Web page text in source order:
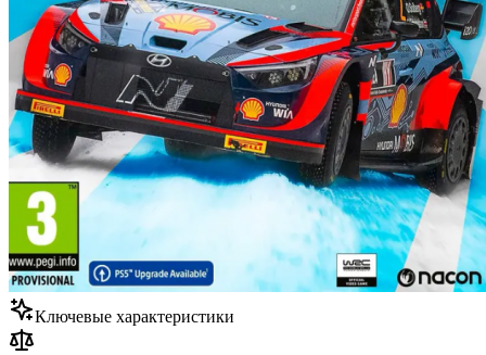
Ключевые характеристики